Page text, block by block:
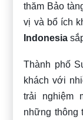
thăm Bảo
vị và bổ ích
Indonesia
Thành phố
khách với
trải nghiệm
những thông